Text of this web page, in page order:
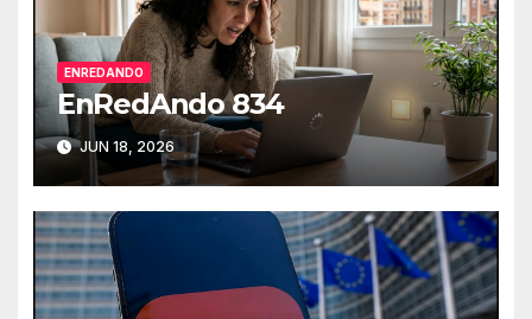
ENREDANDO
EnRedAndo 834
JUN 18, 2026